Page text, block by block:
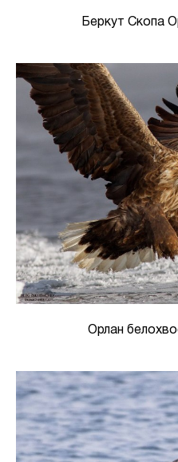
Беркут Скопа
Орлан